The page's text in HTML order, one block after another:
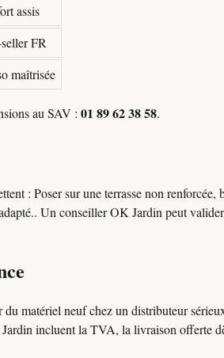
assis
FR
maîtrisée
au SAV : 01 89 62 38 58.
: Poser sur une terrasse non renforcée,
Un conseiller OK Jardin peut
matériel neuf chez un distributeur
incluent la TVA, la livraison offerte